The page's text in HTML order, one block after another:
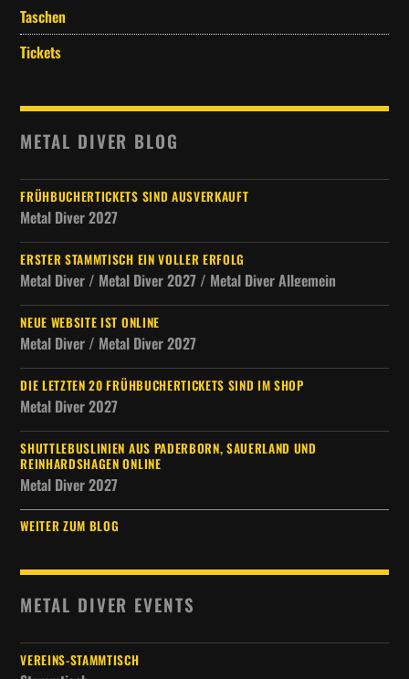
Taschen
Tickets
METAL DIVER BLOG
FRÜHBUCHERTICKETS SIND AUSVERKAUFT
Metal Diver 2027
ERSTER STAMMTISCH EIN VOLLER ERFOLG
Metal Diver / Metal Diver 2027 / Metal Diver Allgemein
NEUE WEBSITE IST ONLINE
Metal Diver / Metal Diver 2027
DIE LETZTEN 20 FRÜHBUCHERTICKETS SIND IM SHOP
Metal Diver 2027
SHUTTLEBUSLINIEN AUS PADERBORN, SAUERLAND UND
REINHARDSHAGEN ONLINE
Metal Diver 2027
WEITER ZUM BLOG
METAL DIVER EVENTS
VEREINS-STAMMTISCH